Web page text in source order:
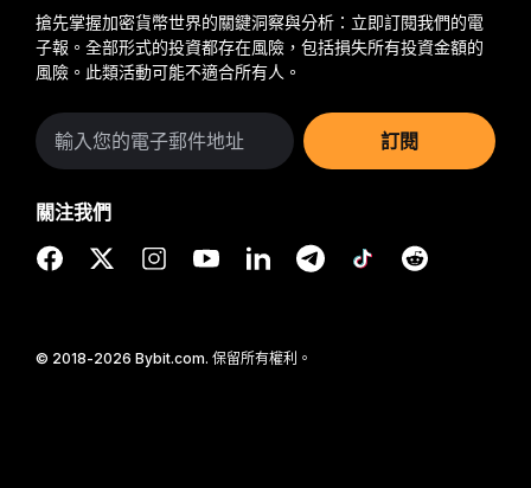
搶先掌握加密貨幣世界的關鍵洞察與分析：立即訂閱我們的電
子報。 全部形式的投資都存在風險，包括損失所有投資金額的
風險。此類活動可能不適合所有人。
訂閱
關注我們
© 2018-2026 Bybit.com. 保留所有權利。